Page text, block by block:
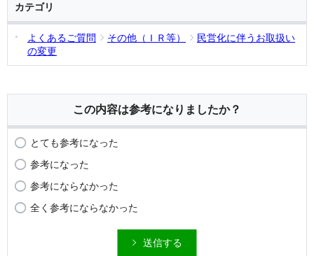
カテゴリ
よくあるご質問 その他（ＩＲ等）
民営化に伴うお取扱い
の変更
この内容は参考になりましたか？
とても参考になった
参考になった
参考にならなかった
全く参考にならなかった
送信する